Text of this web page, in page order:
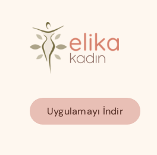
Uygulamayı İndir